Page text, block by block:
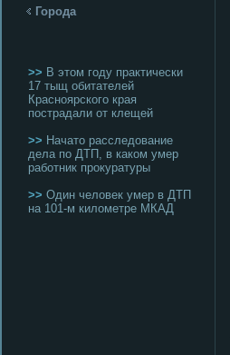
Города
>> В этом году практически
17 тыщ обитателей
Красноярского края
пострадали от клещей
>> Начато расследование
дела по ДТП, в каком умер
работник прокуратуры
>> Один человек умер в ДТП
на 101-м километре МКАД